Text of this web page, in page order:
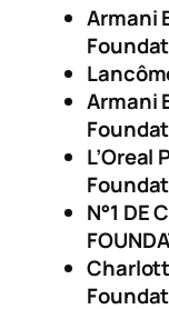
Armani
Armani
L’Oreal
N°1 DE